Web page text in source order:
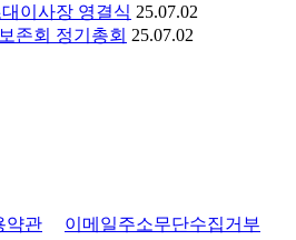
이사장 영결식 25.07.02
존회 정기총회 25.07.02
약관
이메일주소무단수집거부